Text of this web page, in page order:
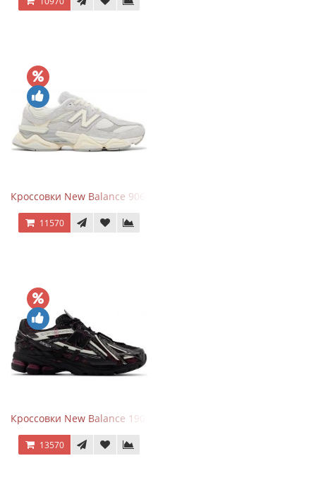
Кроссовки New Balance 9060 Quartz Grey
11570
Кроссовки New Balance 1906A Dragon Berry
13570